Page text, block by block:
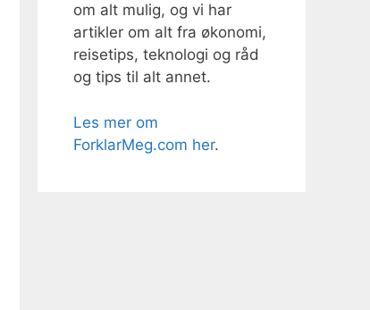
om alt mulig, og vi har
artikler om alt fra økonomi,
reisetips, teknologi og råd
og tips til alt annet.
Les mer om
ForklarMeg.com her.